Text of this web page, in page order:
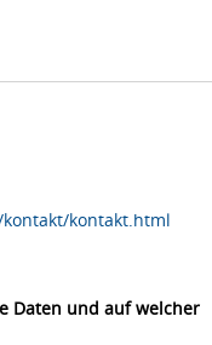
kontakt.html
Daten und auf welcher